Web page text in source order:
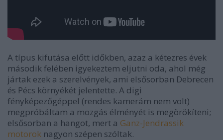
A típus kifutása előtt időkben, azaz a kétezres évek
második felében igyekeztem eljutni oda, ahol még
jártak ezek a szerelvények, ami elsősorban Debrecen
és Pécs környékét jelentette. A digi
fényképezőgéppel (rendes kamerám nem volt)
megpróbáltam a mozgás élményét is megörökíteni;
elsősorban a hangot, mert a Ganz-Jendrassik
motorok nagyon szépen szóltak.